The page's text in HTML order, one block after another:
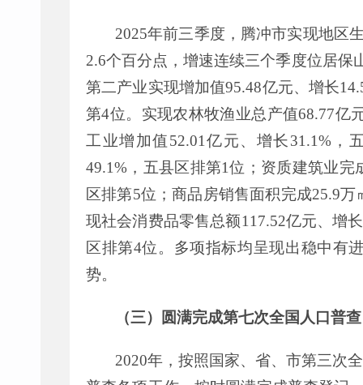
2025年前三季度，腾冲市实现地区
2.6个百分点，增速连续三个季度位居保
第二产业实现增加值95.48亿元、增长
第4位。 实现农林牧渔业总产值68.77亿
工业增加值52.01 亿元、增长31.1%，
49.1% ， 五县区排第1位 ；资质建筑业完
区排第5位 ；商品房销售面积完成25.9万
现社会消费品零售总额117.52亿元、增长
区排第4位。 多项指标均呈现出稳中有
势。
（三）圆满完成第七次全国人口普查
2020年 ， 按照 国家、 省、市第三次